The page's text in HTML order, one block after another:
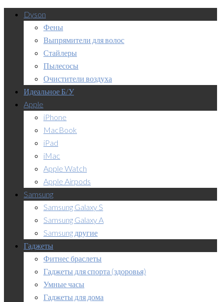
Dyson
Фены
Выпрямители для волос
Стайлеры
Пылесосы
Очистители воздуха
Идеальное Б/У
Apple
iPhone
MacBook
iPad
iMac
Apple Watch
Apple Airpods
Samsung
Samsung Galaxy S
Samsung Galaxy A
Samsung другие
Гаджеты
Фитнес браслеты
Гаджеты для спорта (здоровья)
Умные часы
Гаджеты для дома